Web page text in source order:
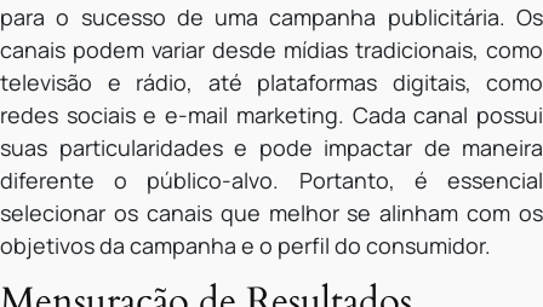
para o sucesso de uma campanha publicitária. Os
canais podem variar desde mídias tradicionais, como
televisão e rádio, até plataformas digitais, como
redes sociais e e-mail marketing. Cada canal possui
suas particularidades e pode impactar de maneira
diferente o público-alvo. Portanto, é essencial
selecionar os canais que melhor se alinham com os
objetivos da campanha e o perfil do consumidor.